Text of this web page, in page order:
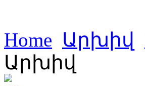
Home Արխիվ
Արխիվ